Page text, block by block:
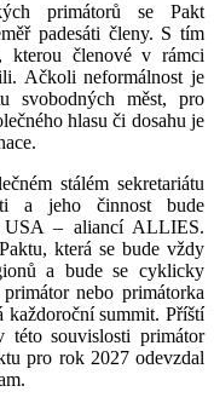
primátorů se Pakt
padesáti členy. S tím
kterou členové v rámci
Ačkoli neformálnost je
svobodných měst, pro
hlasu či dosahu je
stálém sekretariátu
a jeho činnost bude
USA – aliancí ALLIES.
která se bude vždy
a bude se cyklicky
nebo primátorka
každoroční summit. Příští
této souvislosti primátor
pro rok 2027 odevzdal